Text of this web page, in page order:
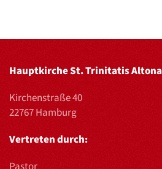
Hauptkirche St. Trinitatis Altona
Kirchenstraße 40
22767 Hamburg
Vertreten durch: